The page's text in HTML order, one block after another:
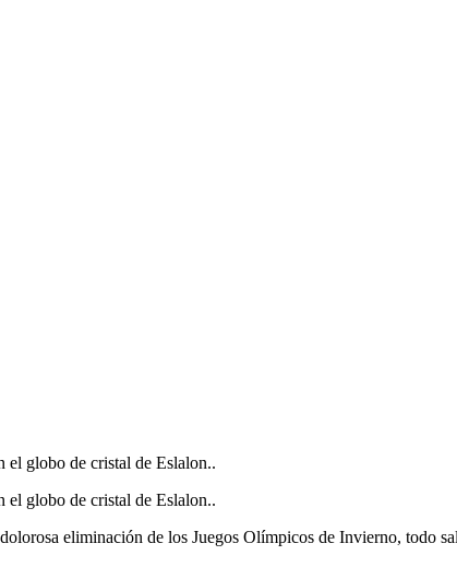
el globo de cristal de Eslalon..
el globo de cristal de Eslalon..
eliminación de los Juegos Olímpicos de Invierno, todo